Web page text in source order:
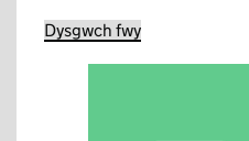
Dysgwch fwy